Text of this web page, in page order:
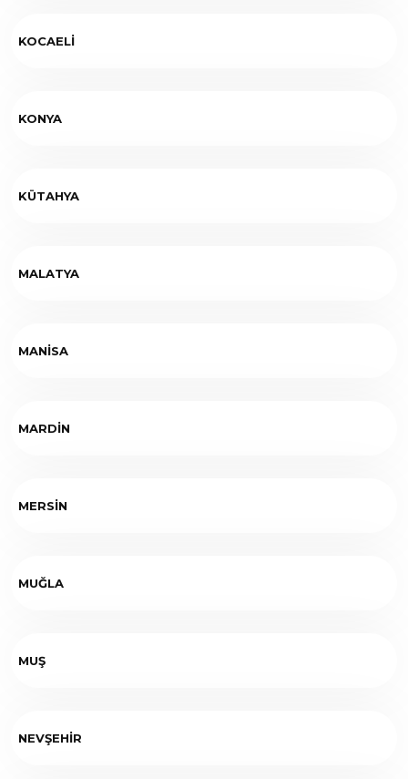
KOCAELİ
KONYA
KÜTAHYA
MALATYA
MANİSA
MARDİN
MERSİN
MUĞLA
MUŞ
NEVŞEHİR